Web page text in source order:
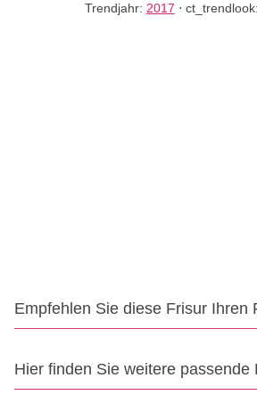
Trendjahr: 2017 ⋅ ct_trendlook:
Empfehlen Sie diese Frisur Ihren
Hier finden Sie weitere passende